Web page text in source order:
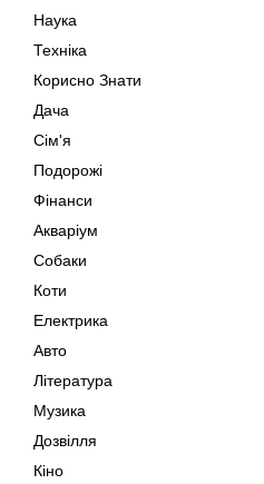
Наука
Техніка
Корисно Знати
Дача
Сім'я
Подорожі
Фінанси
Акваріум
Собаки
Коти
Електрика
Авто
Література
Музика
Дозвілля
Кіно